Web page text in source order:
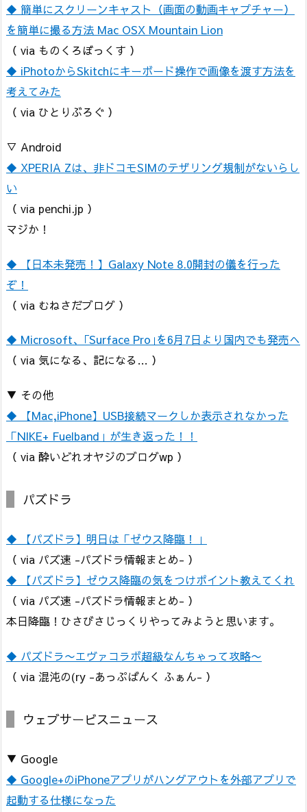
◆ 簡単にスクリーンキャスト（画面の動画キャプチャー）
を簡単に撮る方法 Mac OSX Mountain Lion
（ via ものくろぼっくす ）
◆ iPhotoからSkitchにキーボード操作で画像を渡す方法を
考えてみた
（ via ひとりぶろぐ ）
▽ Android
◆ XPERIA Zは、非ドコモSIMのテザリング規制がないらし
い
（ via penchi.jp ）
マジか！
◆ 【日本未発売！】Galaxy Note 8.0開封の儀を行った
ぞ！
（ via むねさだブログ ）
◆ Microsoft、｢Surface Pro｣を6月7日より国内でも発売へ
（ via 気になる、記になる… ）
▼ その他
◆ 【Mac,iPhone】USB接続マークしか表示されなかった
「NIKE+ Fuelband」が生き返った！！
（ via 酔いどれオヤジのブログwp ）
パズドラ
◆ 【パズドラ】明日は「ゼウス降臨！」
（ via パズ速 -パズドラ情報まとめ- ）
◆ 【パズドラ】ゼウス降臨の気をつけポイント教えてくれ
（ via パズ速 -パズドラ情報まとめ- ）
本日降臨！ひさびさじっくりやってみようと思います。
◆ パズドラ〜エヴァコラボ超級なんちゃって攻略〜
（ via 混沌の(ry -あっぷばんく ふぁん- ）
ウェブサービスニュース
▼ Google
◆ Google+のiPhoneアプリがハングアウトを外部アプリで
起動する仕様になった